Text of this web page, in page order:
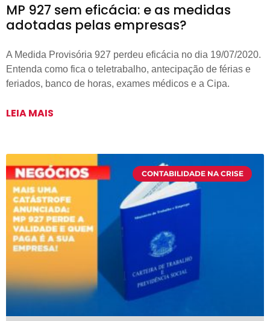
MP 927 sem eficácia: e as medidas
adotadas pelas empresas?
A Medida Provisória 927 perdeu eficácia no dia 19/07/2020.
Entenda como fica o teletrabalho, antecipação de férias e
feriados, banco de horas, exames médicos e a Cipa.
LEIA MAIS
CONTABILIDADE NA CRISE